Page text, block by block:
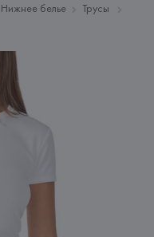
Нижнее белье
Трусы